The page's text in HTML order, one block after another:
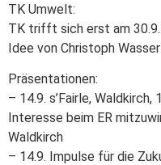
TK Umwelt:
TK trifft sich erst am
Idee von Christoph
Präsentationen:
– 14.9. s’Fairle,
Interesse beim ER
Waldkirch
– 14.9. Impulse für die